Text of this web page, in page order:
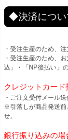
◆決済につ
・受注生産のため、
・受注生産のため、
込」・「NP後払い」
クレジットカード
・ご注文受付メール
※引落しが商品発送前
せ。
銀行振り込みの場